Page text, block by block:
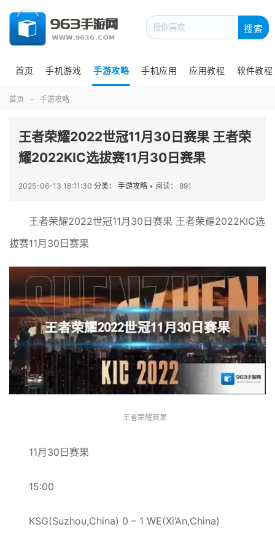
搜索
首页 手机游戏 手游攻略 手机应用 应用教程 软件教程
首页 手游攻略
王者荣耀2022世冠11月30日赛果 王者荣
耀2022KIC选拔赛11月30日赛果
2025-06-13 18:11:30 分类： 手游攻略 • 阅读： 891
王者荣耀2022世冠11月30日赛果 王者荣耀2022KIC选
拔赛11月30日赛果
王者荣耀赛果
11月30日赛果
15:00
KSG(Suzhou,China) 0 – 1 WE(Xi’An,China)